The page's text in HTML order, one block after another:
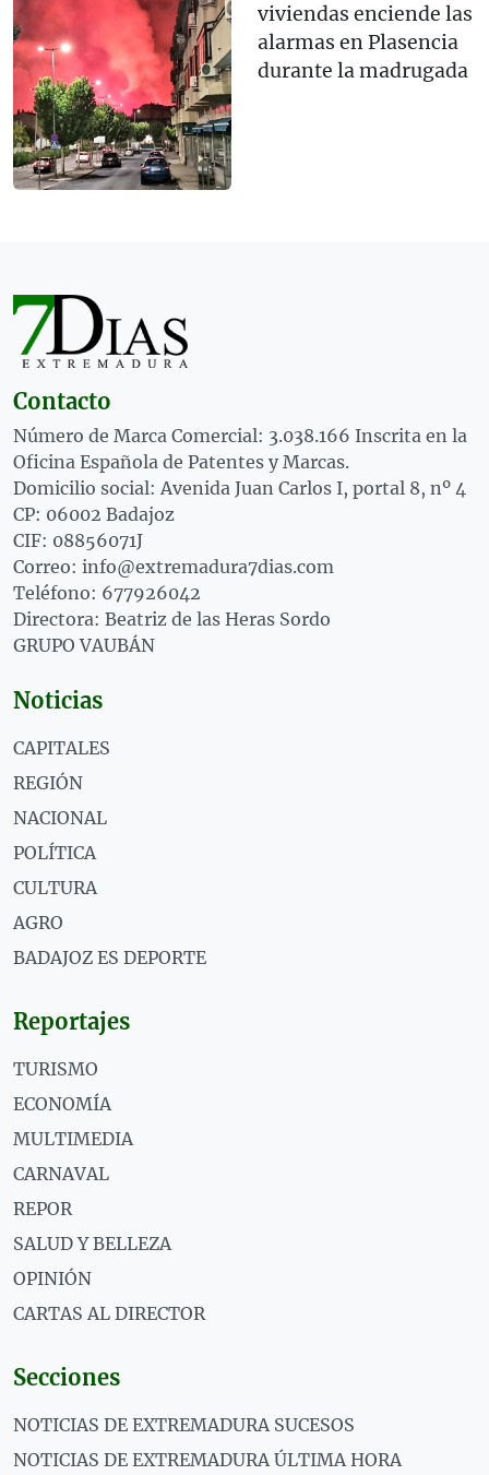
viviendas enciende las
alarmas en Plasencia
durante la madrugada
Contacto
Número de Marca Comercial: 3.038.166 Inscrita en la
Oficina Española de Patentes y Marcas.
Domicilio social: Avenida Juan Carlos I, portal 8, nº 4
CP: 06002 Badajoz
CIF: 08856071J
Correo: info@extremadura7dias.com
Teléfono: 677926042
Directora: Beatriz de las Heras Sordo
GRUPO VAUBÁN
Noticias
CAPITALES
REGIÓN
NACIONAL
POLÍTICA
CULTURA
AGRO
BADAJOZ ES DEPORTE
Reportajes
TURISMO
ECONOMÍA
MULTIMEDIA
CARNAVAL
REPOR
SALUD Y BELLEZA
OPINIÓN
CARTAS AL DIRECTOR
Secciones
NOTICIAS DE EXTREMADURA SUCESOS
NOTICIAS DE EXTREMADURA ÚLTIMA HORA